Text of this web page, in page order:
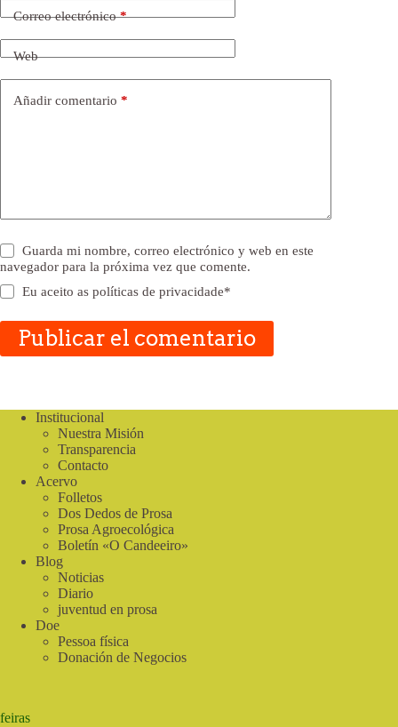
Correo electrónico*
Web
Añadir comentario *
Guarda mi nombre, correo electrónico y web en este
navegador para la próxima vez que comente.
Eu aceito aspolíticas de privacidade*
Publicar el comentario
Institucional
Nuestra Misión
Transparencia
Contacto
Acervo
Folletos
Dos Dedos de Prosa
Prosa Agroecológica
Boletín «O Candeeiro»
Blog
Noticias
Diario
juventud en prosa
Doe
Pessoa física
Donación de Negocios
feiras